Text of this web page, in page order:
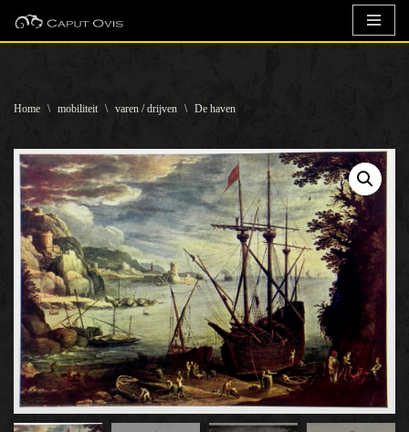
inhoud
Home \ mobiliteit \ varen / drijven \ De haven